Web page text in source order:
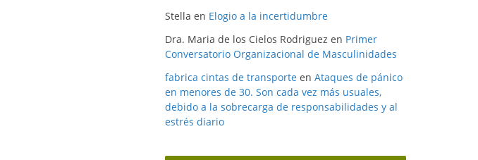
Stella en Elogio a la incertidumbre
Dra. Maria de los Cielos Rodriguez en Primer
Conversatorio Organizacional de Masculinidades
fabrica cintas de transporte en Ataques de pánico
en menores de 30. Son cada vez más usuales,
debido a la sobrecarga de responsabilidades y al
estrés diario